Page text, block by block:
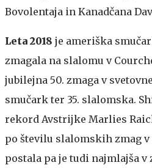
Bovolentaja in Kanadčana
Leta 2018 je ameriška
zmagala na slalomu v
jubilejna 50. zmaga v
smučark ter 35. slalomska.
rekord Avstrijke Marlies
po številu slalomskih zmag
postala pa je tudi najmlajša